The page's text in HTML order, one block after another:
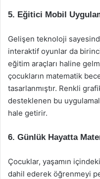
5. Eğitici Mobil
Gelişen teknoloji
interaktif oyunlar da
eğitim araçları haline
çocukların matematik
tasarlanmıştır. Renkli
desteklenen bu
hale getirir.
6. Günlük Hayatta
Çocuklar, yaşamın
dahil ederek öğrenmeyi